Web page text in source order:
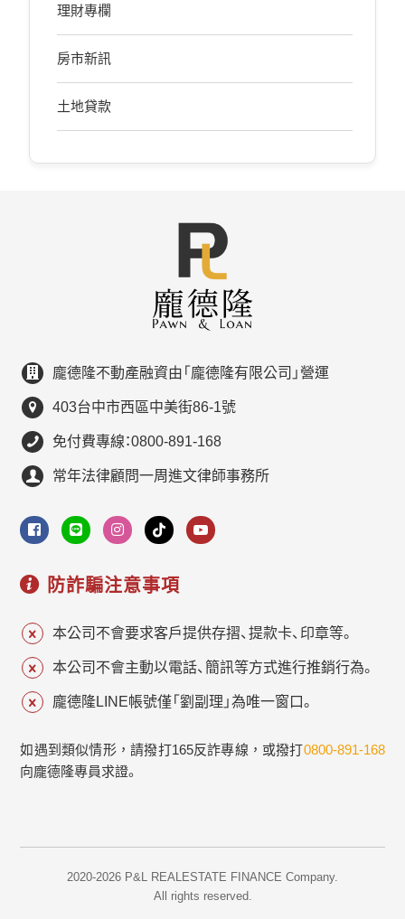
理財專欄
房市新訊
土地貸款
龐德隆不動產融資由「龐德隆有限公司」營運
403台中市西區中美街86-1號
免付費專線：0800-891-168
常年法律顧問一周進文律師事務所
防詐騙注意事項
本公司不會要求客戶提供存摺、提款卡、印章等。
本公司不會主動以電話、簡訊等方式進行推銷行為。
龐德隆LINE帳號僅「劉副理」為唯一窗口。
如遇到類似情形，請撥打165反詐專線，或撥打0800-891-168
向龐德隆專員求證。
2020-2026 P&L REALESTATE FINANCE Company.
All rights reserved.